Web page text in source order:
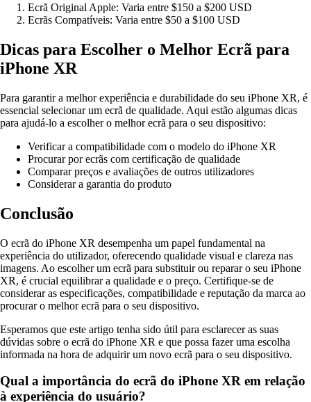
Ecrã Original Apple: Varia entre $150 a $200 USD
Ecrãs Compatíveis: Varia entre $50 a $100 USD
Dicas para Escolher o Melhor Ecrã para
iPhone XR
Para garantir a melhor experiência e durabilidade do seu iPhone XR, é
essencial selecionar um ecrã de qualidade. Aqui estão algumas dicas
para ajudá-lo a escolher o melhor ecrã para o seu dispositivo:
Verificar a compatibilidade com o modelo do iPhone XR
Procurar por ecrãs com certificação de qualidade
Comparar preços e avaliações de outros utilizadores
Considerar a garantia do produto
Conclusão
O ecrã do iPhone XR desempenha um papel fundamental na
experiência do utilizador, oferecendo qualidade visual e clareza nas
imagens. Ao escolher um ecrã para substituir ou reparar o seu iPhone
XR, é crucial equilibrar a qualidade e o preço. Certifique-se de
considerar as especificações, compatibilidade e reputação da marca ao
procurar o melhor ecrã para o seu dispositivo.
Esperamos que este artigo tenha sido útil para esclarecer as suas
dúvidas sobre o ecrã do iPhone XR e que possa fazer uma escolha
informada na hora de adquirir um novo ecrã para o seu dispositivo.
Qual a importância do ecrã do iPhone XR em relação
à experiência do usuário?